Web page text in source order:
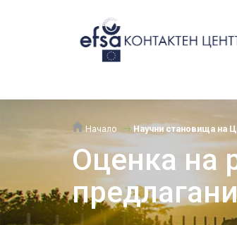
Начало Научни становища на
Оценка на